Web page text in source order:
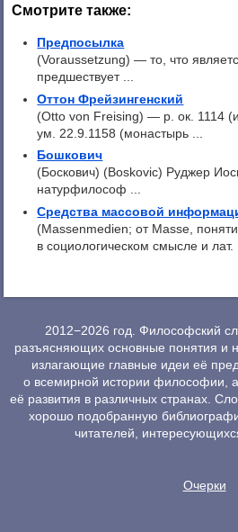
Смотрите также:
Предпосылка
(Voraussetzung) — то, что
предшествует ...
Оттон Фрейзингенский
(Otto von Freising) — p. ок. 1114
ум. 22.9.1158 (монастырь ...
Бошкович
(Боскович) (Boskovic) Руджер
натурфилософ ...
Средства массовой
(Massenmedien; от Masse,
в социологическом смысле и лат.
2012−2026 год. Философский
разъясняющих основные понятия и
излагающие главные идеи её
о всемирной истории философии,
её развития в различных странах.
хорошо подобранную
читателей,
Очерки